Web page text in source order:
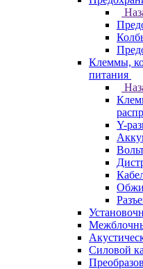
Клеммы,
питания
Y-
Силовой